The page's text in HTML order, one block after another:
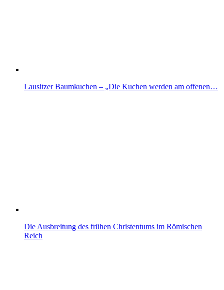
Lausitzer Baumkuchen – „Die Kuchen werden am offenen…
Die Ausbreitung des frühen Christentums im Römischen
Reich